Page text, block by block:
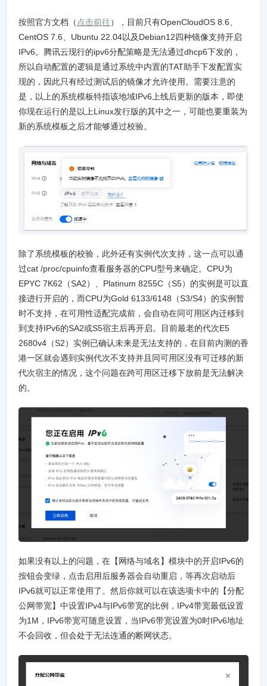
按照官方文档（ 点击前往），目前只有OpenCloudOS 8.6、
CentOS 7.6、Ubuntu 22.04以及Debian12四种镜像支持开启
IPv6。腾讯云现行的ipv6分配策略是无法通过dhcp6下发的，
所以自动配置的逻辑是通过系统中内置的TAT助手下发配置实
现的，因此只有经过测试后的镜像才允许使用。需要注意的
是，以上的系统模板特指该地域IPv6上线后更新的版本，即使
你现在运行的是以上Linux发行版的其中之一，可能也要重装为
新的系统模板之后才能够通过校验。
除了系统模板的校验，此外还有实例代次支持，这一点可以通
过cat /proc/cpuinfo查看服务器的CPU型号来确定。CPU为
EPYC 7K62（SA2）、Platinum 8255C（S5）的实例是可以直
接进行开启的，而CPU为Gold 6133/6148（S3/S4）的实例暂
时不支持，在可用性适配完成前，会自动在同可用区内迁移到
到支持IPv6的SA2或S5宿主后再开启。目前最老的代次E5
2680v4（S2）实例已确认未来是无法支持的，在目前内测的香
港一区就会遇到实例代次不支持并且同可用区没有可迁移的新
代次宿主的情况，这个问题在跨可用区迁移下放前是无法解决
的。
如果没有以上的问题，在【网络与域名】模块中的开启IPv6的
按钮会变绿，点击启用后服务器会自动重启，等再次启动后
IPv6就可以正常使用了。然后你就可以在该选项卡中的【分配
公网带宽】中设置IPv4与IPv6带宽的比例，IPv4带宽最低设置
为1M，IPv6带宽可随意设置，当IPv6带宽设置为0时IPv6地址
不会回收，但会处于无法连通的断网状态。